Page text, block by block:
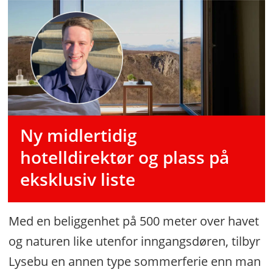
Ny midlertidig
hotelldirektør og plass på
eksklusiv liste
Med en beliggenhet på 500 meter over havet
og naturen like utenfor inngangsdøren, tilbyr
Lysebu en annen type sommerferie enn man